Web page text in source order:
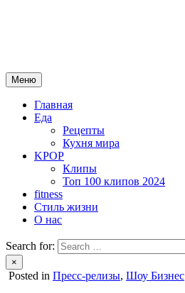
Меню
Главная
Еда
Рецепты
Кухня мира
KPOP
Клипы
Топ 100 клипов 2024
fitness
Стиль жизни
О нас
Search for:
×
Posted in Пресс-релизы, Шоу Бизнес